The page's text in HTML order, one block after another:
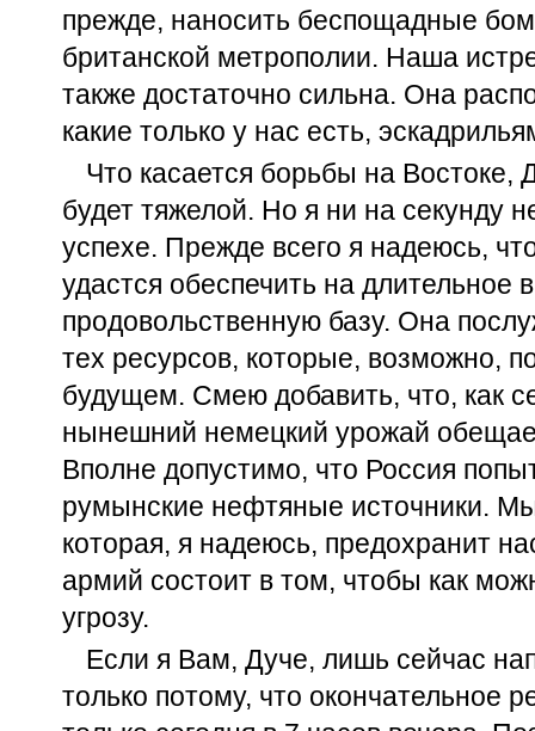
прежде, наносить беспощадные
британской метрополии. Наша
также достаточно сильна. Она
какие только у нас есть,
Что касается борьбы на Востоке,
будет тяжелой. Но я ни на секунду
успехе. Прежде всего я надеюсь,
удастся обеспечить на
продовольственную базу. Она
тех ресурсов, которые, возможно,
будущем. Смею добавить, что, как
нынешний немецкий урожай
Вполне допустимо, что Россия
румынские нефтяные источники.
которая, я надеюсь, предохранит
армий состоит в том, чтобы как
угрозу.
Если я Вам, Дуче, лишь сейчас
только потому, что окончательное